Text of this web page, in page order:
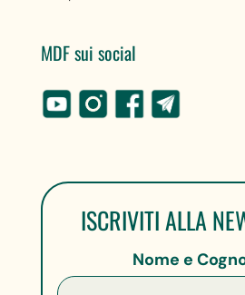
MDF sui social
ISCRIVITI ALLA
Nome e